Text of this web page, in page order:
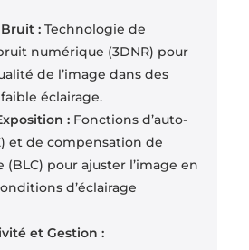
:Technologie de
numérique (3DNR) pour
de l’image dans des
éclairage.
:Fonctions d’auto-
et de compensation de
(BLC) pour ajuster l’image en
d’éclairage
et Gestion :